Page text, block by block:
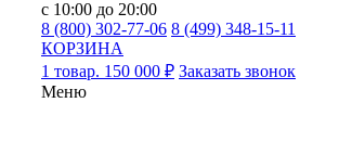
с 10:00 до 20:00
8 (800) 302-77-06 8 (499) 348-15-11
КОРЗИНА
1 товар. 150 000 ₽ Заказать звонок
Меню